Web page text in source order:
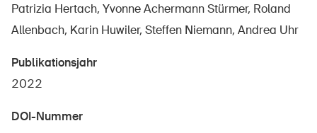
Patrizia Hertach, Yvonne Achermann Stürmer, Roland
Allenbach, Karin Huwiler, Steffen Niemann, Andrea Uhr
Publikationsjahr
2022
DOI-Nummer